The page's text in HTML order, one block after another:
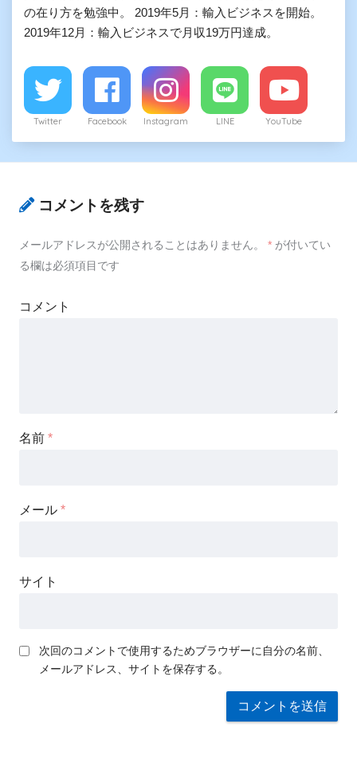
の在り方を勉強中。 2019年5月：輸入ビジネスを開始。
2019年12月：輸入ビジネスで月収19万円達成。
Twitter Facebook Instagram LINE YouTube
コメントを残す
メールアドレスが公開されることはありません。 * が付いてい
る欄は必須項目です
コメント
名前 *
メール *
サイト
次回のコメントで使用するためブラウザーに自分の名前、
メールアドレス、サイトを保存する。